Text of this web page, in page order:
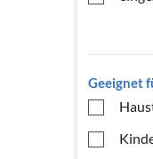
Geeignet